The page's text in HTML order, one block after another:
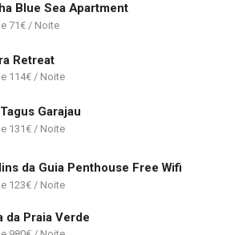
Blue Sea Apartment
71€
Retreat
114€
Garajau
131€
da Guia Penthouse Free Wifi
123€
da Praia Verde